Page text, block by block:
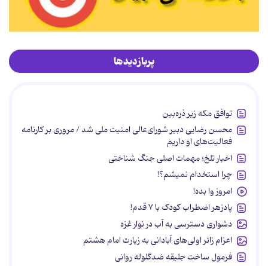
پربازدیدها
توافق مکه زیر ذره‌بین
محسن رضایی دبیر شورای‌عالی امنیت ملی شد / مروری بر کارنامه
فعالیت‌های او داریم
اخبار تلخ؛ مهمات اصلی جنگ شناختی
چرا استخدام نمیشم؟!
امروز وا بده!
پادزهر اضطراب کودک با ۷ قدم!
دشواری دسترسی به آب در نوار غزه
اعزام زائر اولی‌های آبادانی به زیارت امام هشتم
فرمول ساخت جلیقه ضدگلوله روانی